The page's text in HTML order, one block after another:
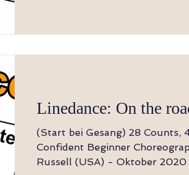
Linedance: On the
(Start bei Gesang) 28 Counts, 4 Wände Level:
Confident Beginner Choreography: Kitty
Russell (USA) - Oktober 2020 Music: On the